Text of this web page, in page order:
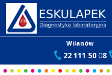
Wilanów
22 111 5008